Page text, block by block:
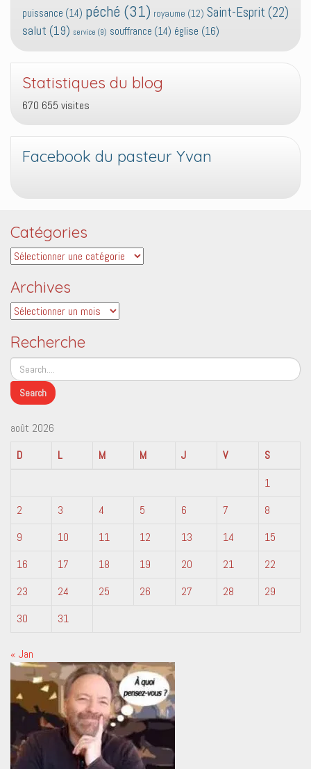
puissance (14) péché (31) royaume (12) Saint-Esprit (22)
salut (19) service (9) souffrance (14) église (16)
Statistiques du blog
670 655 visites
Facebook du pasteur Yvan
Catégories
Catégories
Archives
Archives
Recherche
août 2026
D
L M M J V
S
1
2
3 4 5 6 7
8
9
10 11 12 13 14
15
16
17 18 19 20 21
22
23
24 25 26 27 28
29
30
31
« Jan